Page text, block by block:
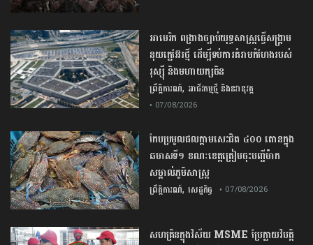
​អាមេរិក​ ពង្រាងច្បាប់​យុទ្ធសាស្ត្រ​ធ្វើ​សង្គ្រាម​
នុយក្លេអ៊ែរ​ថ្មី ដើម្បីទប់ការគំរាមកំហែងរបស់​
រុស្ស៊ី និងមហាយក្សចិន
ព្រឹត្តិការណ៍, អាជីវកម្មថ្មី និងនវានុវត្ត
• 07/08/2026
កែប​ប្រមូល​ផល​ក្តាម​សេះ​ជិត​ ​៤០០ ​តោន​ក្នុង​
ឆមាស​ទី​១​ ​ខណៈ​ខេត្ត​ត្រៀម​ចុះបញ្ជី​ម៉ាក​
សម្គាល់​ភូមិសាស្ត្រ​
ព្រឹត្តិការណ៍, សេដ្ឋកិច្ច • 07/08/2026
សហគ្រិនក្នុងវិស័យ MSME ប្រែក្លាយវិបត្តិ